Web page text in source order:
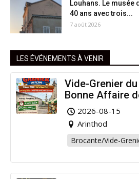
Louhans. Le musée
40 ans avec trois...
7 août 2026
LES ÉVÉNEMENTS À VENIR
Vide-Grenier du
Bonne Affaire
Arinthod !
2026-08-15
Arinthod
Brocante/Vide-